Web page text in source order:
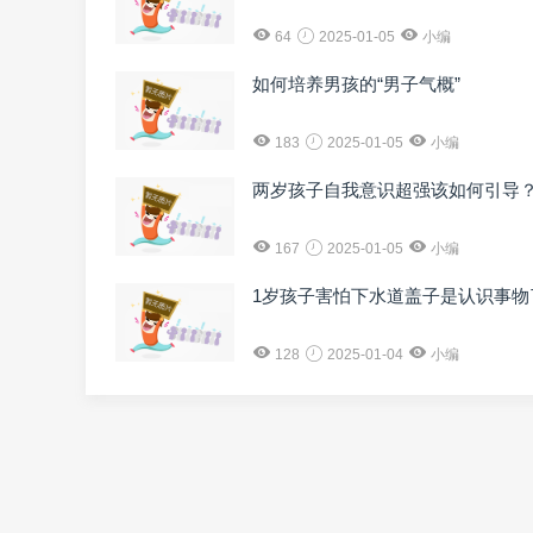
64 2025-01-05 小编
如何培养男孩的“男子气概”
183 2025-01-05 小编
两岁孩子自我意识超强该如何引导？
167 2025-01-05 小编
1岁孩子害怕下水道盖子是认识事物
128 2025-01-04 小编